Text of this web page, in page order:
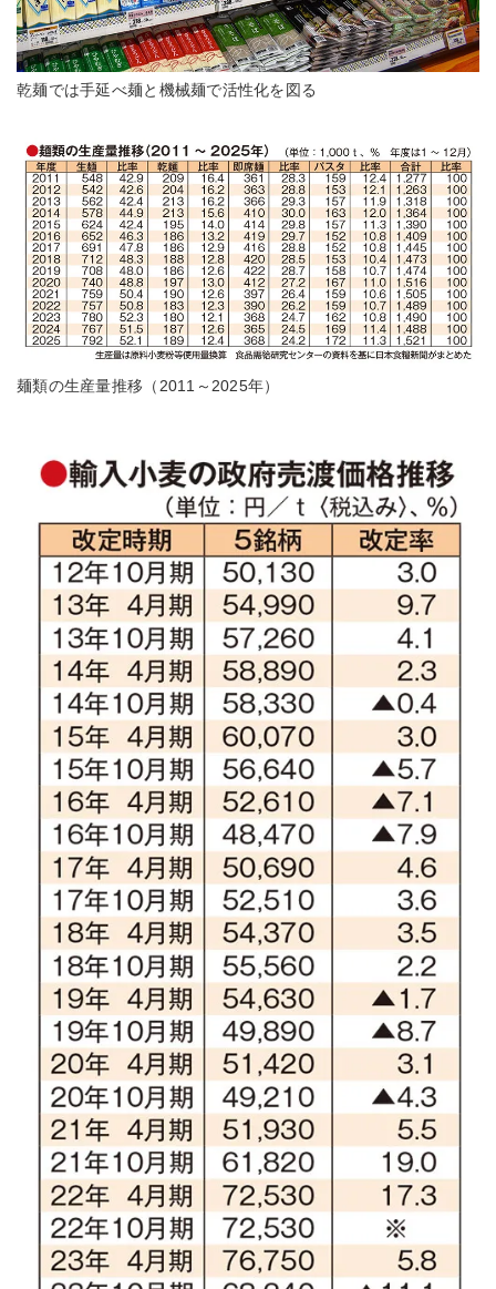
乾麺では手延べ麺と機械麺で活性化を図る
麺類の生産量推移（2011～2025年）